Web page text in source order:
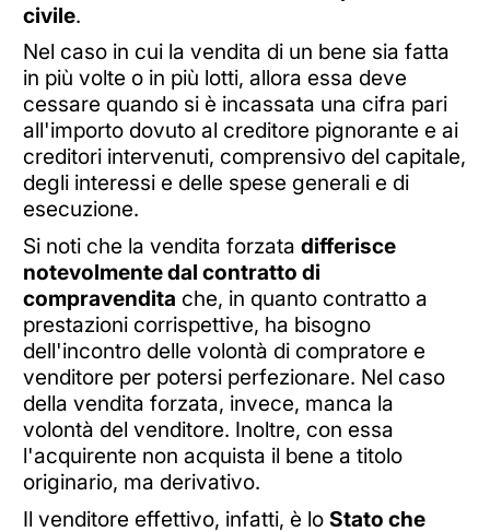
civile.
Nel caso in cui la vendita di un bene sia fatta
in più volte o in più lotti, allora essa deve
cessare quando si è incassata una cifra pari
all'importo dovuto al creditore pignorante e ai
creditori intervenuti, comprensivo del capitale,
degli interessi e delle spese generali e di
esecuzione.
Si noti che la vendita forzata differisce
notevolmente dal contratto di
compravendita che, in quanto contratto a
prestazioni corrispettive, ha bisogno
dell'incontro delle volontà di compratore e
venditore per potersi perfezionare. Nel caso
della vendita forzata, invece, manca la
volontà del venditore. Inoltre, con essa
l'acquirente non acquista il bene a titolo
originario, ma derivativo.
Il venditore effettivo, infatti, è lo Stato che